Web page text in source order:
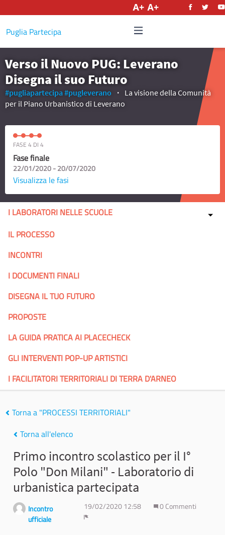
Puglia Partecipa
Verso il Nuovo PUG: Leverano
Disegna il suo Futuro
#pugliapartecipa#pugleverano
La visione della Comunità
per il Piano Urbanistico di Leverano
FASE 4 DI 4
Fase finale
22/01/2020 - 20/07/2020
Visualizza le fasi
I LABORATORI NELLE SCUOLE
IL PROCESSO
INCONTRI
I DOCUMENTI FINALI
DISEGNA IL TUO FUTURO
PROPOSTE
LA GUIDA PRATICA AI PLACECHECK
GLI INTERVENTI POP-UP ARTISTICI
I FACILITATORI TERRITORIALI DI TERRA D'ARNEO
Torna a "PROCESSI TERRITORIALI"
Torna all'elenco
Primo incontro scolastico per il I°
Polo "Don Milani" - Laboratorio di
urbanistica partecipata
Incontro
ufficiale
19/02/2020 12:58
0 Commenti